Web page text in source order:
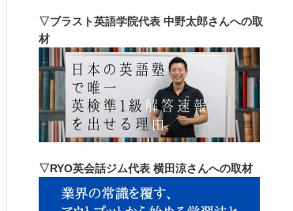
▽ブラスト英語学院代表 中野太郎さんへの取
材
▽RYO英会話ジム代表 横田涼さんへの取材